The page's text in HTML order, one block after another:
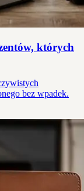
których
bez wpadek.